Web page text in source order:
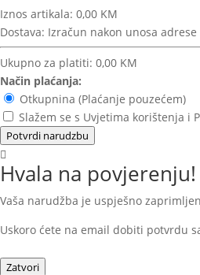
Iznos artikala: 0,00 KM
Dostava: Izračun nakon unosa adrese
Ukupno za platiti: 0,00 KM
Način plaćanja:
Otkupnina (Plaćanje pouzećem)
Slažem se s Uvjetima korištenja i
Potvrdi narudzbu
Hvala na povjerenju!
Vaša narudžba je uspješno
Uskoro ćete na email dobiti potvrdu
Zatvori